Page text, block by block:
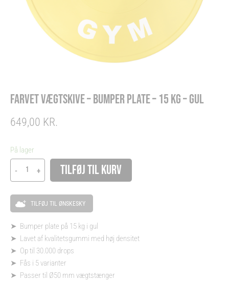
FARVET VÆGTSKIVE – BUMPER PLATE – 15 KG – GUL
649,00 KR.
På lager
-
Farvet
Vægtskive
-
Bumper
Plate
+ TILFØJ TIL KURV
TILFØJ TIL ØNSKESKY
➤ Bumper plate på 15 kg i gul
➤ Lavet af kvalitetsgummi med høj densitet
➤ Op til 30.000 drops
➤ Fås i 5 varianter
➤ Passer til Ø50 mm vægtstænger